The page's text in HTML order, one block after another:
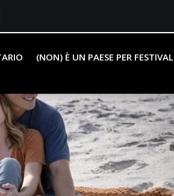
(NON) È UN PAESE PER FESTIVAL